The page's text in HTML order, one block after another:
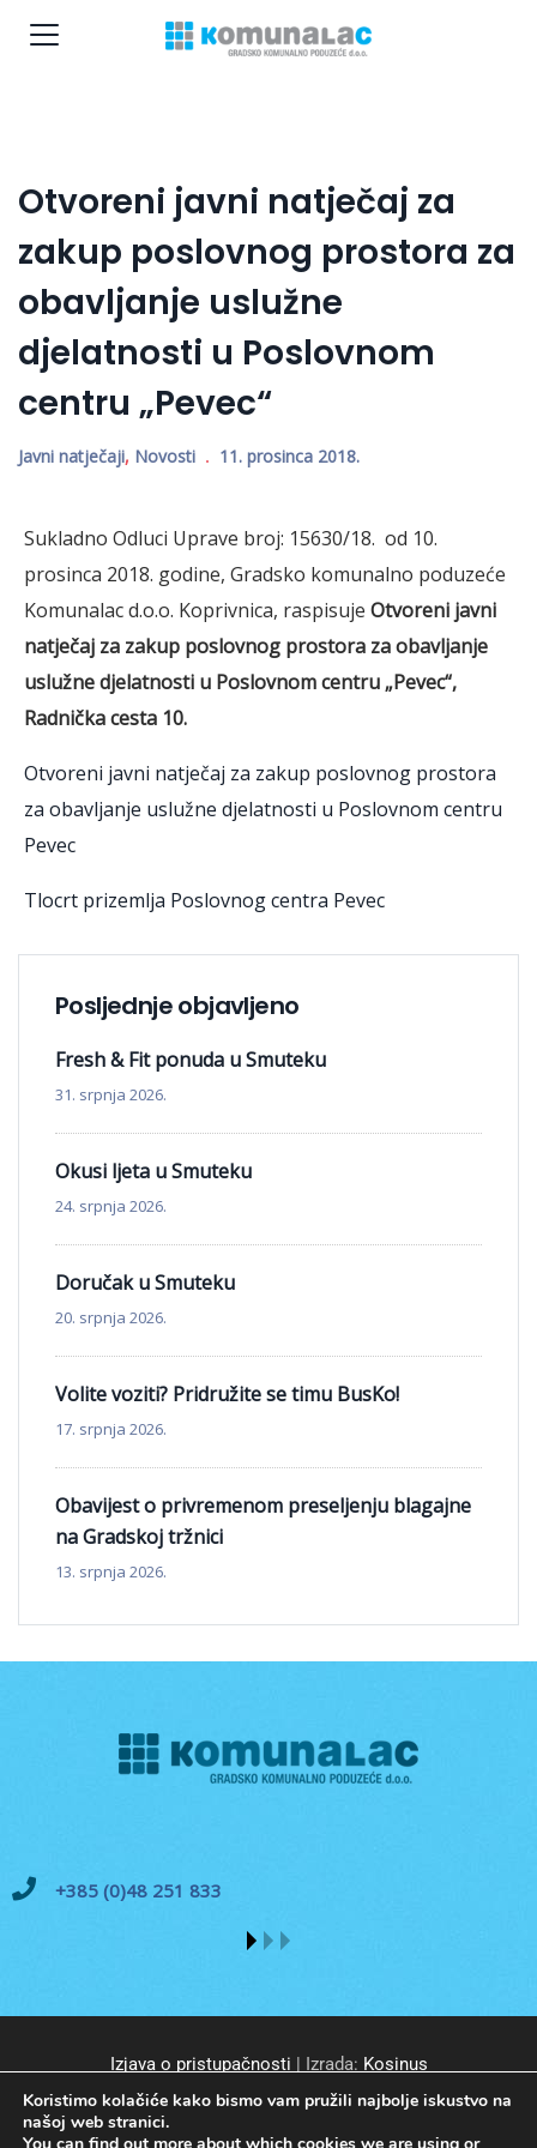
Otvoreni javni natječaj za
zakup poslovnog prostora za
obavljanje uslužne
djelatnosti u Poslovnom
centru „Pevec“
Javni natječaji, Novosti 11. prosinca 2018.
Sukladno Odluci Uprave broj: 15630/18. od 10.
prosinca 2018. godine, Gradsko komunalno poduzeće
Komunalac d.o.o. Koprivnica, raspisuje Otvoreni javni
natječaj za zakup poslovnog prostora za obavljanje
uslužne djelatnosti u Poslovnom centru „Pevec“,
Radnička cesta 10.
Otvoreni javni natječaj za zakup poslovnog prostora
za obavljanje uslužne djelatnosti u Poslovnom centru
Pevec
Tlocrt prizemlja Poslovnog centra Pevec
Posljednje objavljeno
Fresh & Fit ponuda u Smuteku
31. srpnja 2026.
Okusi ljeta u Smuteku
24. srpnja 2026.
Doručak u Smuteku
20. srpnja 2026.
Volite voziti? Pridružite se timu BusKo!
17. srpnja 2026.
Obavijest o privremenom preseljenju blagajne
na Gradskoj tržnici
13. srpnja 2026.
+385 (0)48 251 833
Izjava o pristupačnosti | Izrada: Kosinus
Koristimo kolačiće kako bismo vam pružili najbolje iskustvo na
našoj web stranici.